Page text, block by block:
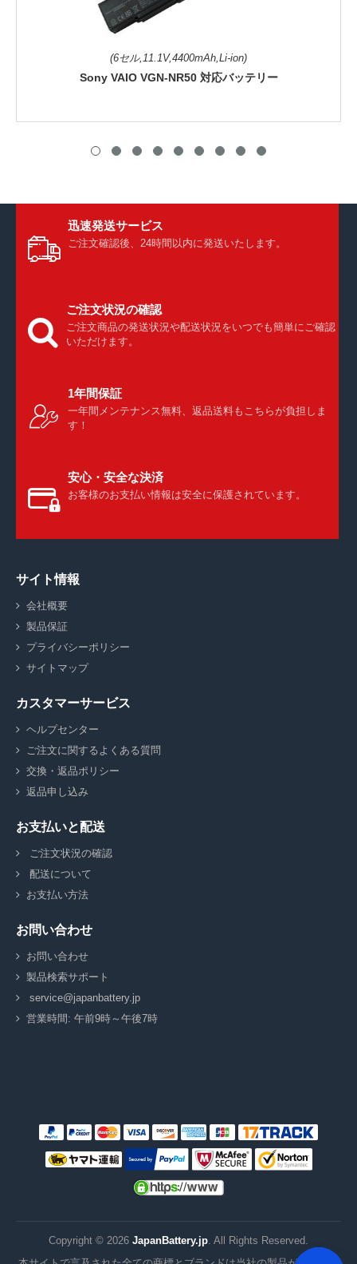
(6セル,11.1V,4400mAh,Li-ion)
Sony VAIO VGN-NR50 対応バッテリー
迅速発送サービス
ご注文確認後、24時間以内に発送いたします。
ご注文状況の確認
ご注文商品の発送状況や配送状況をいつでも簡単にご確認
いただけます。
1年間保証
一年間メンテナンス無料、返品送料もこちらが負担しま
す！
安心・安全な決済
お客様のお支払い情報は安全に保護されています。
サイト情報
会社概要
製品保証
プライバシーポリシー
サイトマップ
カスタマーサービス
ヘルプセンター
ご注文に関するよくある質問
交換・返品ポリシー
返品申し込み
お支払いと配送
ご注文状況の確認
配送について
お支払い方法
お問い合わせ
お問い合わせ
製品検索サポート
service@japanbattery.jp
営業時間: 午前9時～午後7時
Copyright © 2026 JapanBattery.jp . All Rights Reserved.